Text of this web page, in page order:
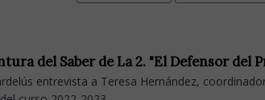
del Saber de La 2. "El Defensor
entrevista a Teresa Hernández,